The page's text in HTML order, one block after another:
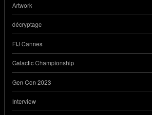
Artwork
décryptage
FIJ Cannes
Galactic Championship
Gen Con 2023
Interview